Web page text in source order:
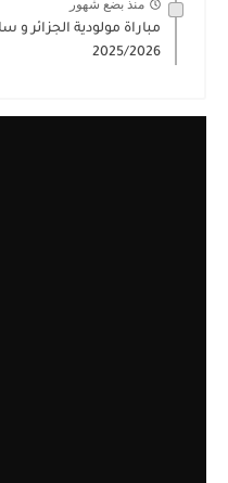
منذ بضع شهور
مباراة مولودية الجزائر و
2025/2026